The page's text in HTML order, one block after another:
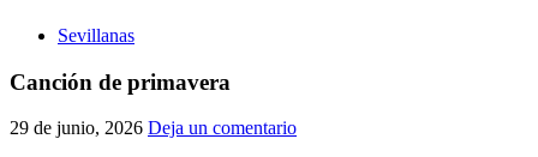
Sevillanas
Canción de primavera
29 de junio, 2026 Deja un comentario